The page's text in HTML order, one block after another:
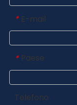
* E-mail
* Paese
Telefono